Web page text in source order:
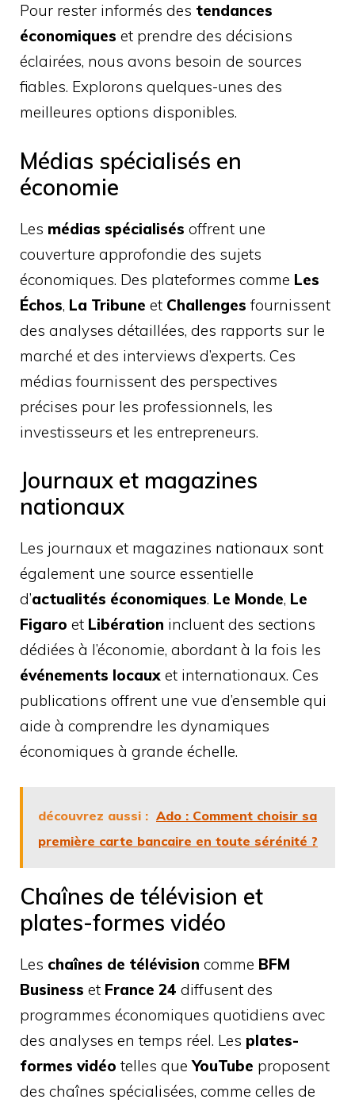
Pour rester informés des tendances
économiques et prendre des décisions
éclairées, nous avons besoin de sources
fiables. Explorons quelques-unes des
meilleures options disponibles.
Médias spécialisés en
économie
Les médias spécialisés offrent une
couverture approfondie des sujets
économiques. Des plateformes comme Les
Échos, La Tribune et Challenges fournissent
des analyses détaillées, des rapports sur le
marché et des interviews d’experts. Ces
médias fournissent des perspectives
précises pour les professionnels, les
investisseurs et les entrepreneurs.
Journaux et magazines
nationaux
Les journaux et magazines nationaux sont
également une source essentielle
d’actualités économiques. Le Monde, Le
Figaro et Libération incluent des sections
dédiées à l’économie, abordant à la fois les
événements locaux et internationaux. Ces
publications offrent une vue d’ensemble qui
aide à comprendre les dynamiques
économiques à grande échelle.
découvrez aussi : Ado : Comment choisir sa
première carte bancaire en toute sérénité ?
Chaînes de télévision et
plates-formes vidéo
Les chaînes de télévision comme BFM
Business et France 24 diffusent des
programmes économiques quotidiens avec
des analyses en temps réel. Les plates-
formes vidéo telles queYouTube proposent
des chaînes spécialisées, comme celles de